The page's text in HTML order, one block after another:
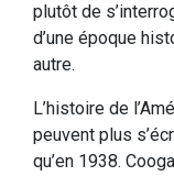
plutôt de
d’une époque
autre.
L’histoire de
peuvent plus
qu’en 1938.